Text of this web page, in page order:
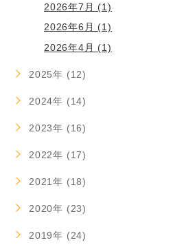
2026年7月 (1)
2026年6月 (1)
2026年4月 (1)
2025年 (12)
2024年 (14)
2023年 (16)
2022年 (17)
2021年 (18)
2020年 (23)
2019年 (24)